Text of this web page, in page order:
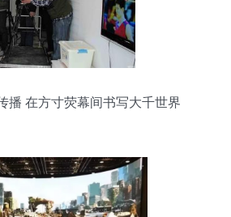
播 在方寸荧幕间书写大千世界